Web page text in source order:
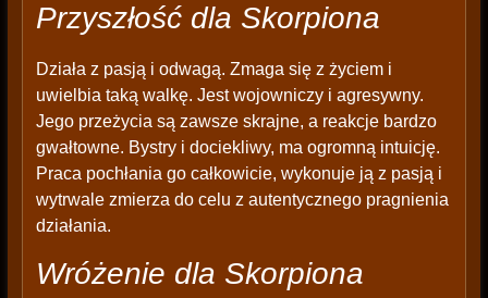
Przyszłość dla Skorpiona
Działa z pasją i odwagą. Zmaga się z życiem i
uwielbia taką walkę. Jest wojowniczy i agresywny.
Jego przeżycia są zawsze skrajne, a reakcje bardzo
gwałtowne. Bystry i dociekliwy, ma ogromną intuicję.
Praca pochłania go całkowicie, wykonuje ją z pasją i
wytrwale zmierza do celu z autentycznego pragnienia
działania.
Wróżenie dla Skorpiona